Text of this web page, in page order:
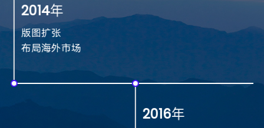
2014年
版图扩张
布局海外市场
2016年